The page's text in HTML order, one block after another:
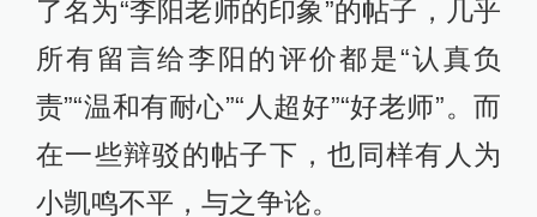
了名为“李阳老师的印象”的帖子，几乎
所有留言给李阳的评价都是“认真负
责”“温和有耐心”“人超好”“好老师”。而
在一些辩驳的帖子下，也同样有人为
小凯鸣不平，与之争论。